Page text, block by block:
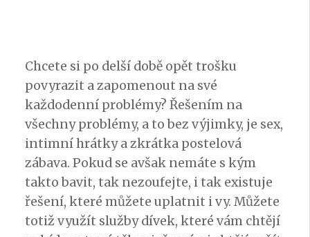
Chcete si po delší době opět trošku
povyrazit a zapomenout na své
každodenní problémy? Řešením na
všechny problémy, a to bez výjimky, je sex,
intimní hrátky a zkrátka postelová
zábava. Pokud se avšak nemáte s kým
takto bavit, tak nezoufejte, i tak existuje
řešení, které můžete uplatnit i vy. Můžete
totiž využít služby dívek, které vám chtějí